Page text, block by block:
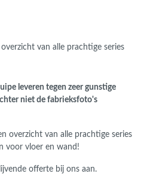
overzicht van alle prachtige series
leveren tegen zeer gunstige
niet de fabrieksfoto's
overzicht van alle prachtige series
voor vloer en wand!
offerte bij ons aan.